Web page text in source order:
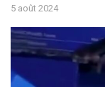
5 août 2024